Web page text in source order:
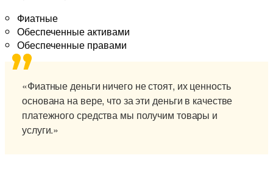
Фиатные
Обеспеченные активами
Обеспеченные правами
«Фиатные деньги ничего не стоят, их ценность
основана на вере, что за эти деньги в качестве
платежного средства мы получим товары и
услуги.»